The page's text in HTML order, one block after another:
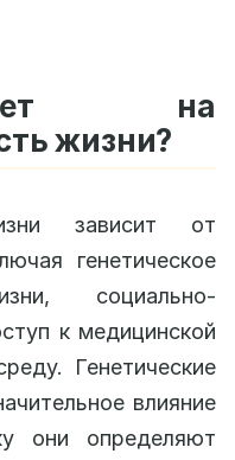
на
жизни?
зависит от
генетическое
социально-
к медицинской
Генетические
влияние
они определяют